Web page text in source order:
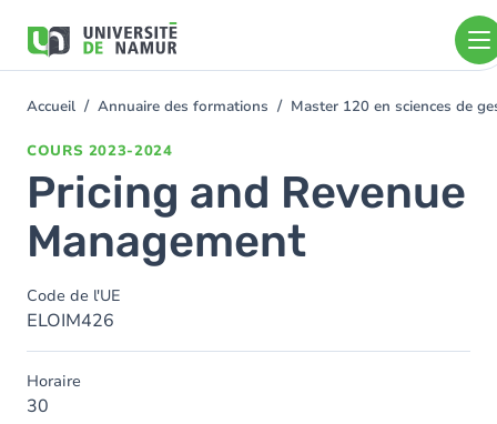
contenu
You
Accueil Annuaire des formations Master 120 en sciences de
COURS 2023-2024
Pricing and Revenue
Management
Code de l'UE
ELOIM426
Horaire
30